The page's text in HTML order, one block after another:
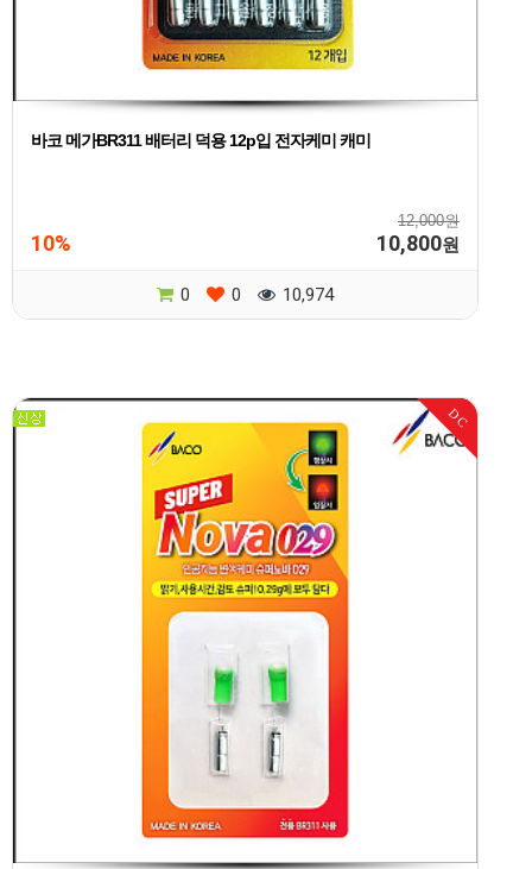
바코 메가BR311 배터리 덕용 12p입 전자케미 캐미
12,000원
10% 10,800원
0 0 10,974
DC